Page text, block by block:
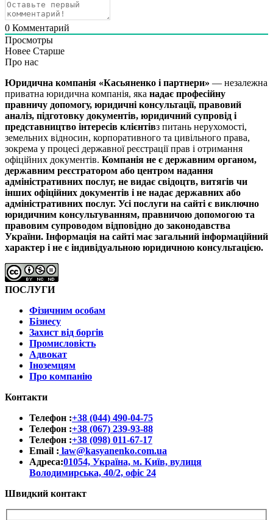
0 Комментарий
Просмотры
Новее Старше
Про нас
Юридична компанія «Касьяненко і партнери» — незалежна
приватна юридична компанія, яка надає професійну
правничу допомогу, юридичні консультації, правовий
аналіз, підготовку документів, юридичний супровід і
представництво інтересів клієнтівз питань нерухомості,
земельних відносин, корпоративного та цивільного права,
зокрема у процесі державної реєстрації прав і отримання
офіційних документів. Компанія не є державним органом,
державним реєстратором або центром надання
адміністративних послуг, не видає свідоцтв, витягів чи
інших офіційних документів і не надає державних або
адміністративних послуг. Усі послуги на сайті є виключно
юридичним консультуванням, правничою допомогою та
правовим супроводом відповідно до законодавства
України. Інформація на сайті має загальний інформаційний
характер і не є індивідуальною юридичною консультацією.
ПОСЛУГИ
Фізичним особам
Бізнесу
Захист від боргів
Промисловість
Адвокат
Іноземцям
Про компанію
Контакти
Телефон :+38 (044) 490-04-75
Телефон :+38 (067) 239-93-88
Телефон :+38 (098) 011-67-17
Email : law@kasyanenko.com.ua
Адреса:01054, Україна, м. Київ, вулиця
Володимирська, 40/2, офіс 24
Швидкий контакт